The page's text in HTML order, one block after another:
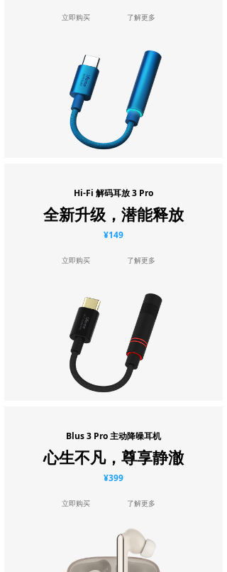
Blus 3 Pro 主动降噪耳机
心生不凡，尊享静澈
¥399
立即购买 了解更多
Hi-Fi 解码耳放 3 Pro
全新升级，潜能释放
¥149
立即购买 了解更多
立即购买 了解更多